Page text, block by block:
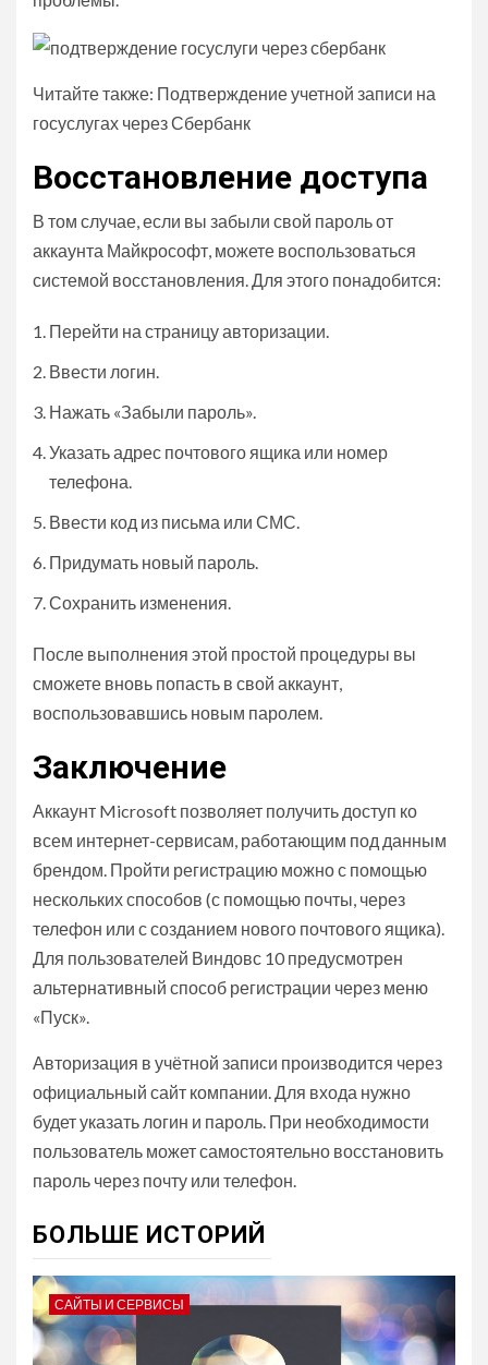
Читайте также: Подтверждение учетной записи на
госуслугах через Сбербанк
Восстановление доступа
В том случае, если вы забыли свой пароль от
аккаунта Майкрософт, можете воспользоваться
системой восстановления. Для этого понадобится:
Перейти на страницу авторизации.
Ввести логин.
Нажать «Забыли пароль».
Указать адрес почтового ящика или номер
телефона.
Ввести код из письма или СМС.
Придумать новый пароль.
Сохранить изменения.
После выполнения этой простой процедуры вы
сможете вновь попасть в свой аккаунт,
воспользовавшись новым паролем.
Заключение
Аккаунт Microsoft позволяет получить доступ ко
всем интернет-сервисам, работающим под данным
брендом. Пройти регистрацию можно с помощью
нескольких способов (с помощью почты, через
телефон или с созданием нового почтового ящика).
Для пользователей Виндовс 10 предусмотрен
альтернативный способ регистрации через меню
«Пуск».
Авторизация в учётной записи производится через
официальный сайт компании. Для входа нужно
будет указать логин и пароль. При необходимости
пользователь может самостоятельно восстановить
пароль через почту или телефон.
БОЛЬШЕ ИСТОРИЙ
САЙТЫ И СЕРВИСЫ